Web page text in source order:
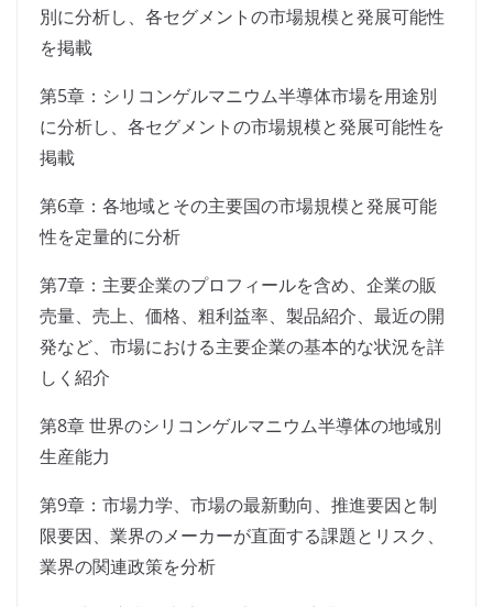
別に分析し、各セグメントの市場規模と発展可能性
を掲載
第5章：シリコンゲルマニウム半導体市場を用途別
に分析し、各セグメントの市場規模と発展可能性を
掲載
第6章：各地域とその主要国の市場規模と発展可能
性を定量的に分析
第7章：主要企業のプロフィールを含め、企業の販
売量、売上、価格、粗利益率、製品紹介、最近の開
発など、市場における主要企業の基本的な状況を詳
しく紹介
第8章 世界のシリコンゲルマニウム半導体の地域別
生産能力
第9章：市場力学、市場の最新動向、推進要因と制
限要因、業界のメーカーが直面する課題とリスク、
業界の関連政策を分析